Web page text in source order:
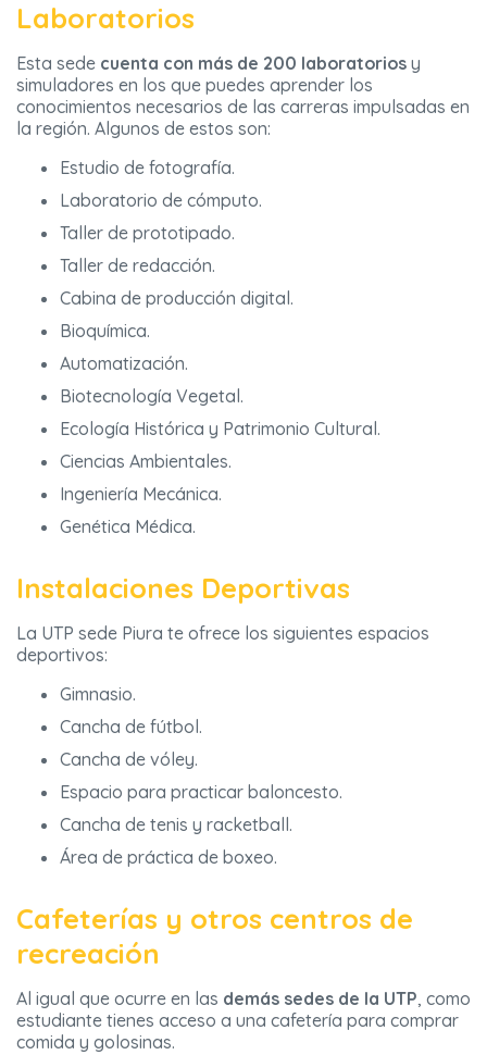
Laboratorios
Esta sede cuenta con más de 200 laboratorios y
simuladores en los que puedes aprender los
conocimientos necesarios de las carreras impulsadas en
la región. Algunos de estos son:
Estudio de fotografía.
Laboratorio de cómputo.
Taller de prototipado.
Taller de redacción.
Cabina de producción digital.
Bioquímica.
Automatización.
Biotecnología Vegetal.
Ecología Histórica y Patrimonio Cultural.
Ciencias Ambientales.
Ingeniería Mecánica.
Genética Médica.
Instalaciones Deportivas
La UTP sede Piura te ofrece los siguientes espacios
deportivos:
Gimnasio.
Cancha de fútbol.
Cancha de vóley.
Espacio para practicar baloncesto.
Cancha de tenis y racketball.
Área de práctica de boxeo.
Cafeterías y otros centros de
recreación
Al igual que ocurre en las demás sedes de la UTP, como
estudiante tienes acceso a una cafetería para comprar
comida y golosinas.